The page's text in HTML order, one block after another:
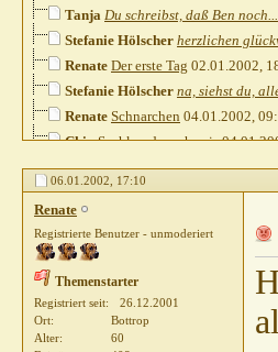
Tanja Du schreibst, daß Ben noch...
Stefanie Hölscher herzlichen
Renate Der erste Tag 02.01.2002,
Stefanie Hölscher na, siehst du,
Renate Schnarchen 04.01.2002,
Chio Sachkundenachweis
Renate Sachkundenachweis
Sylvia u. Kai Opheys
Renate
Feli Hallo, das ist nicht nur in...
06.01.2002,
hi renate, naja ganz frisch...
Hi Feli, hi Uwe! Natürlich...
06.01.2002, 17:10
Renate
Registrierte Benutzer - unmoderiert
Themenstarter
Registriert seit
26.12.2001
Ort
Bottrop
Alter
60